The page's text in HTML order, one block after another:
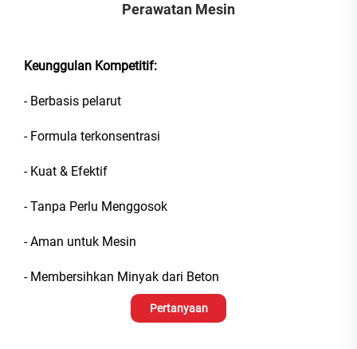
Perawatan Mesin
Keunggulan Kompetitif:
- Berbasis pelarut
- Formula terkonsentrasi
- Kuat & Efektif
- Tanpa Perlu Menggosok
- Aman untuk Mesin
- Membersihkan Minyak dari Beton
Pertanyaan